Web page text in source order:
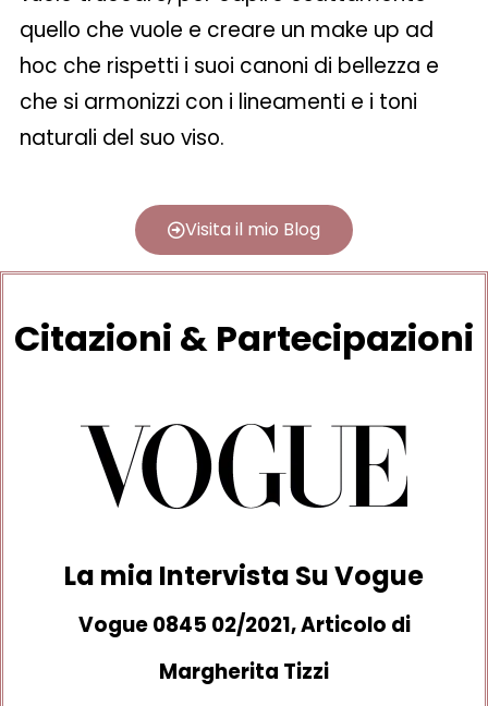
quello che vuole e creare un make up ad
hoc che rispetti i suoi canoni di bellezza e
che si armonizzi con i lineamenti e i toni
naturali del suo viso.
Visita il mio Blog
Citazioni & Partecipazioni
La mia Intervista Su Vogue
Vogue 0845 02/2021, Articolo di
Margherita Tizzi